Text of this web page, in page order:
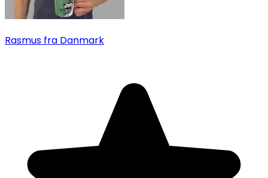
Rasmus fra Danmark